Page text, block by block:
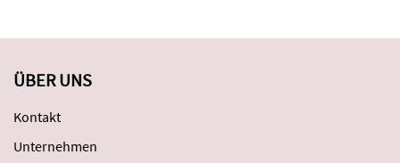
ÜBER UNS
Kontakt
Unternehmen